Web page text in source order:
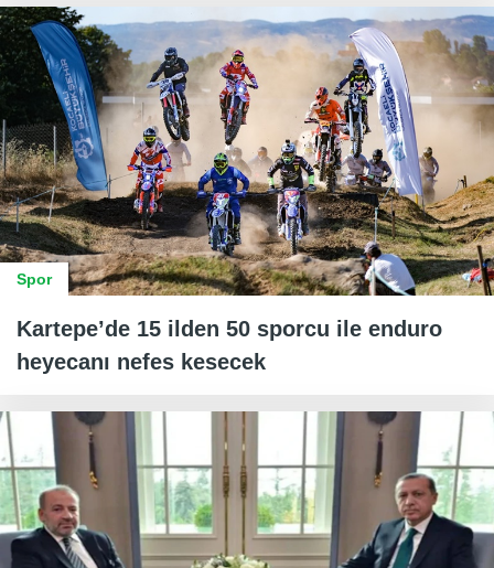
Spor
Kartepe’de 15 ilden 50 sporcu ile enduro
heyecanı nefes kesecek